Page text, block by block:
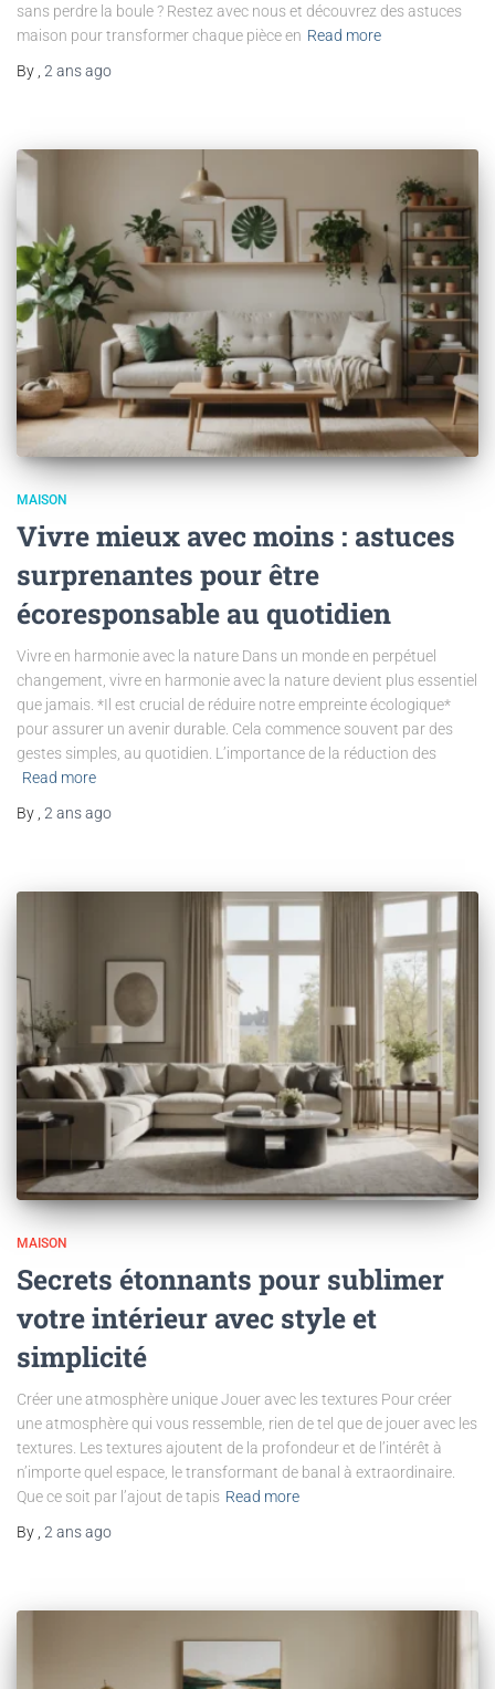
sans perdre la boule ? Restez avec nous et découvrez des astuces
maison pour transformer chaque pièce en Read more
By 2 ansago
MAISON
Vivre mieux avec moins : astuces
surprenantes pour être
écoresponsable au quotidien
Vivre en harmonie avec la nature Dans un monde en perpétuel
changement, vivre en harmonie avec la nature devient plus essentiel
que jamais. *Il est crucial de réduire notre empreinte écologique*
pour assurer un avenir durable. Cela commence souvent par des
gestes simples, au quotidien. L’importance de la réduction des
Read more
By , 2 ansago
MAISON
Secrets étonnants pour sublimer
votre intérieur avec style et
simplicité
Créer une atmosphère unique Jouer avec les textures Pour créer
une atmosphère qui vous ressemble, rien de tel que de jouer avec les
textures. Les textures ajoutent de la profondeur et de l’intérêt à
n’importe quel espace, le transformant de banal à extraordinaire.
Que ce soit par l’ajout de tapis Read more
By 2 ansago